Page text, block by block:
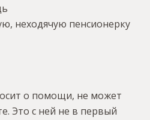
неходячую пенсионерку
о помощи, не может
Это с ней не в первый